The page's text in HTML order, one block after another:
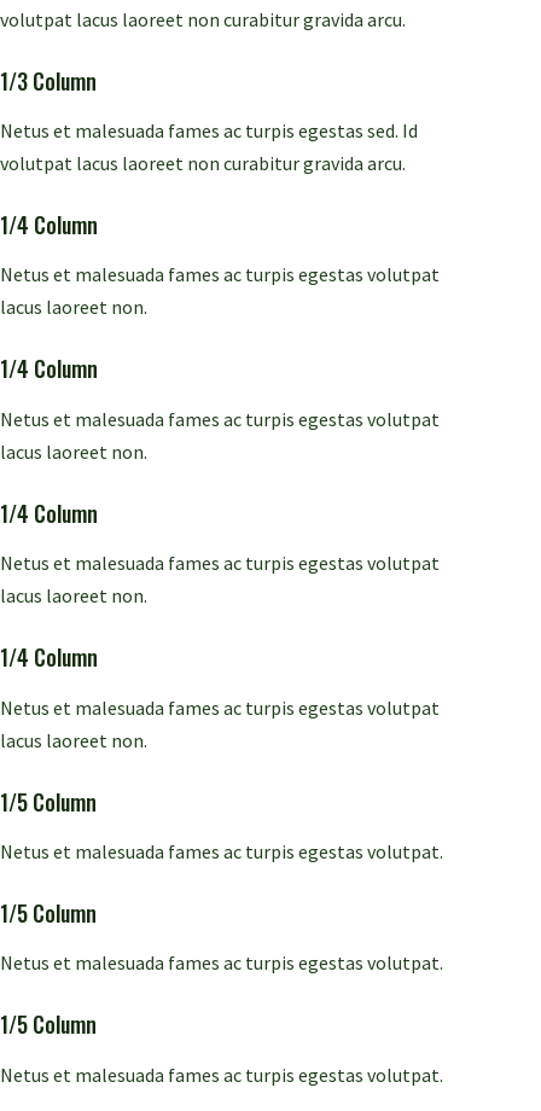
volutpat lacus laoreet non curabitur gravida arcu.
1/3 Column
Netus et malesuada fames ac turpis egestas sed. Id
volutpat lacus laoreet non curabitur gravida arcu.
1/4 Column
Netus et malesuada fames ac turpis egestas volutpat
lacus laoreet non.
1/4 Column
Netus et malesuada fames ac turpis egestas volutpat
lacus laoreet non.
1/4 Column
Netus et malesuada fames ac turpis egestas volutpat
lacus laoreet non.
1/4 Column
Netus et malesuada fames ac turpis egestas volutpat
lacus laoreet non.
1/5 Column
Netus et malesuada fames ac turpis egestas volutpat.
1/5 Column
Netus et malesuada fames ac turpis egestas volutpat.
1/5 Column
Netus et malesuada fames ac turpis egestas volutpat.